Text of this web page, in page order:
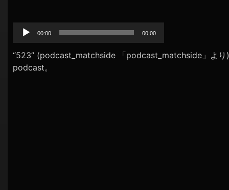
ー
シ
ョ
ン
声
レ
ー
ー
00:00 00:00
“523” (podcast_matchside 「podcast_matchside」よ
podcast。